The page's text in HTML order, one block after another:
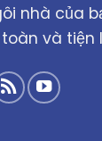
nhà của
và tiện